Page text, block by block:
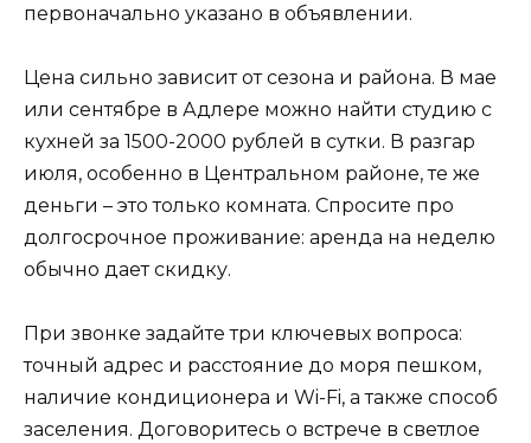
первоначально указано в объявлении.
Цена сильно зависит от сезона и района. В мае
или сентябре в Адлере можно найти студию с
кухней за 1500-2000 рублей в сутки. В разгар
июля, особенно в Центральном районе, те же
деньги – это только комната. Спросите про
долгосрочное проживание: аренда на неделю
обычно дает скидку.
При звонке задайте три ключевых вопроса:
точный адрес и расстояние до моря пешком,
наличие кондиционера и Wi-Fi, а также способ
заселения. Договоритесь о встрече в светлое